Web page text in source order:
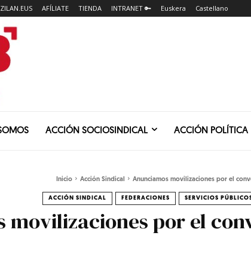
AFÍLIATE TIENDA INTRANET 🔑 Euskera Castellano
ACCIÓN SOCIOSINDICAL ACCIÓN POLÍTICA
Inicio Acción Sindical Anunciamos movilizaciones por el
ACCIÓN SINDICAL FEDERACIONES SERVICIOS
movilizaciones por el